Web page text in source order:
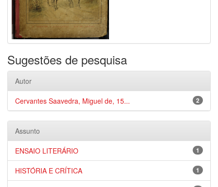
Sugestões de pesquisa
Autor
2
Cervantes Saavedra, Miguel de, 15...
Assunto
1
ENSAIO LITERÁRIO
1
HISTÓRIA E CRÍTICA